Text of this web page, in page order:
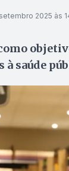
2025 às
à saúde